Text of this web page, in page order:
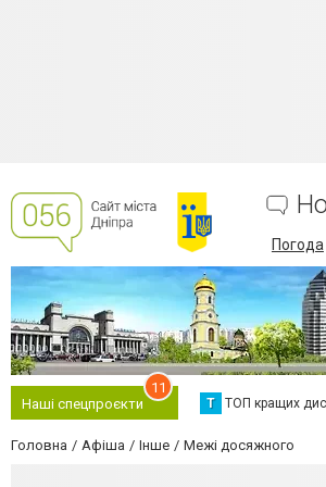
Погода
Наші спецпроєкти
11
Т ТОП кращих
Головна Афіша Інше Межі досяжного